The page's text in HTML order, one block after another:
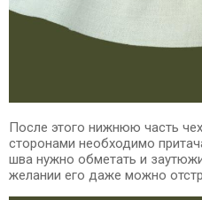
После этого нижнюю часть
сторонами необходимо
шва нужно обметать и
желании его даже можно